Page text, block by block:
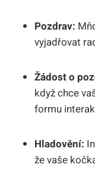
Pozdrav:
vyjadřovat
Žádost o
když chce
formu
Hladovění:
že vaše